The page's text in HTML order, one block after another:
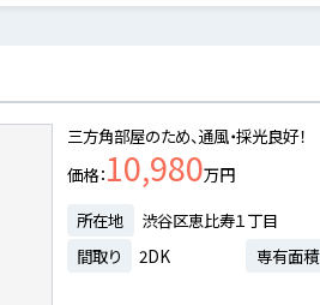
三方角部屋のため、通風・採光良好！
価格 10,980万円
所在地
渋谷区恵比寿１丁目
間取り
2DK 専有面積